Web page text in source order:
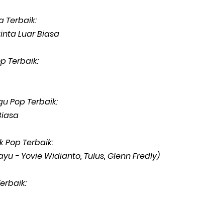
Terbaik:
Luar Biasa
Terbaik:
Pop Terbaik:
Pop Terbaik:
- Yovie Widianto, Tulus, Glenn Fredly)